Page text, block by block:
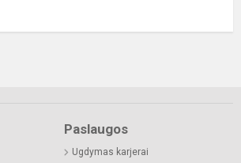
Paslaugos
Ugdymas karjerai